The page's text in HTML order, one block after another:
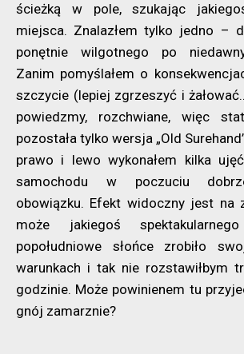
ścieżką w pole, szukając
miejsca. Znalazłem tylko jedno –
ponętnie wilgotnego po
Zanim pomyślałem o
szczycie (lepiej zgrzeszyć i
powiedzmy, rozchwiane, więc
pozostała tylko wersja „Old
prawo i lewo wykonałem kilka
samochodu w poczuciu
obowiązku. Efekt widoczny jest na
może jakiegoś
popołudniowe słońce zrobiło
warunkach i tak nie rozstawiłbym
godzinie. Może powinienem tu
gnój zamarznie?